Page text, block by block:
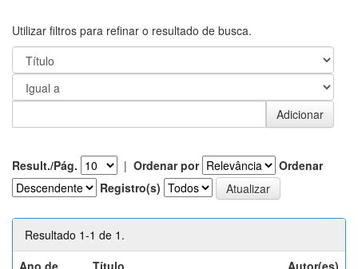
Utilizar filtros para refinar o resultado de busca.
Result./Pág. | Ordenar por
Ordenar
Registro(s)
Resultado 1-1 de 1.
Ano de
Título Autor(es)